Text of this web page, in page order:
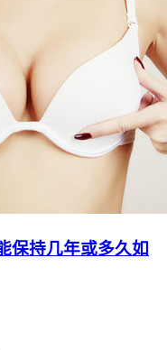
保持几年或多久如